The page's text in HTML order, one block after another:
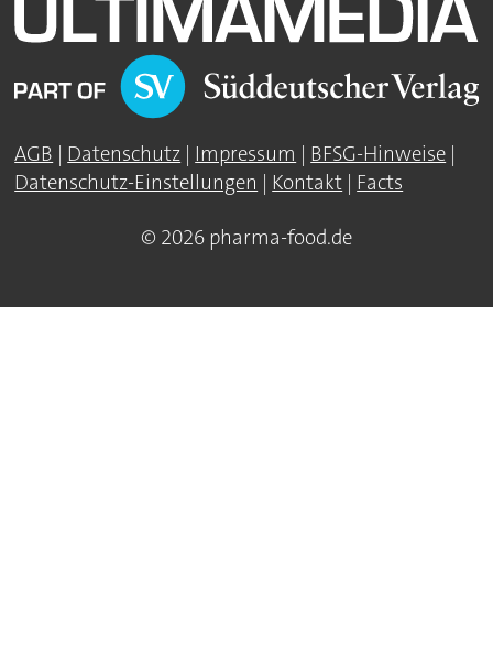
AGB | Datenschutz | Impressum | BFSG-Hinweise |
Datenschutz-Einstellungen | Kontakt | Facts
© 2026 pharma-food.de